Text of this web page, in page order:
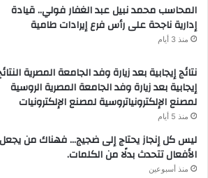
المحاسب محمد نبيل عبد الغفار فولي.. قيادة
إدارية ناجحة على رأس فرع إيرادات طامية
منذ 3 أيام
نتائج إيجابية بعد زيارة وفد الجامعة المصرية
إيجابية بعد زيارة وفد الجامعة المصرية الروسية
لمصنع الإلكترونياتروسية لمصنع الإلكترونيات
منذ 5 أيام
ليس كل إنجاز يحتاج إلى ضجيج… فهناك من يجعل
الأفعال تتحدث بدلًا من الكلمات.
منذ أسبوعين